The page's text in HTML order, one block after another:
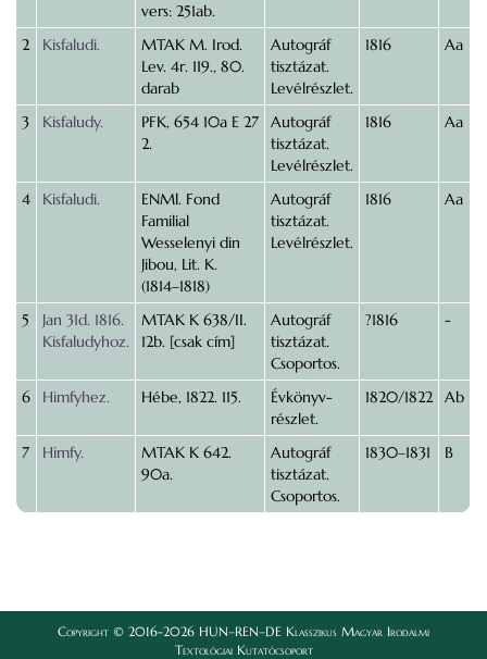
vers: 251ab.
2 Kisfaludi.
MTAK M. Irod.
Lev. 4r. 119., 80.
darab
Autográf
tisztázat.
Levélrészlet.
1816 Aa
3 Kisfaludy.
PFK, 654 10a E 27
2.
Autográf
tisztázat.
Levélrészlet.
1816 Aa
4 Kisfaludi.
ENMl. Fond
Familial
Wesselenyi din
Jibou, Lit. K.
(1814–1818)
Autográf
tisztázat.
Levélrészlet.
1816 Aa
5
Jan 31d. 1816.
Kisfaludyhoz.
MTAK K 638/II.
12b. [csak cím]
Autográf
tisztázat.
Csoportos.
?1816 -
6 Himfyhez. Hébe, 1822. 115.
Évkönyv-
részlet.
1820/1822 Ab
7 Himfy.
MTAK K 642.
90a.
Autográf
tisztázat.
Csoportos.
1830–1831 B
Copyright © 2016-2026 HUN–REN–DE Klasszikus Magyar Irodalmi
Textológiai Kutatócsoport